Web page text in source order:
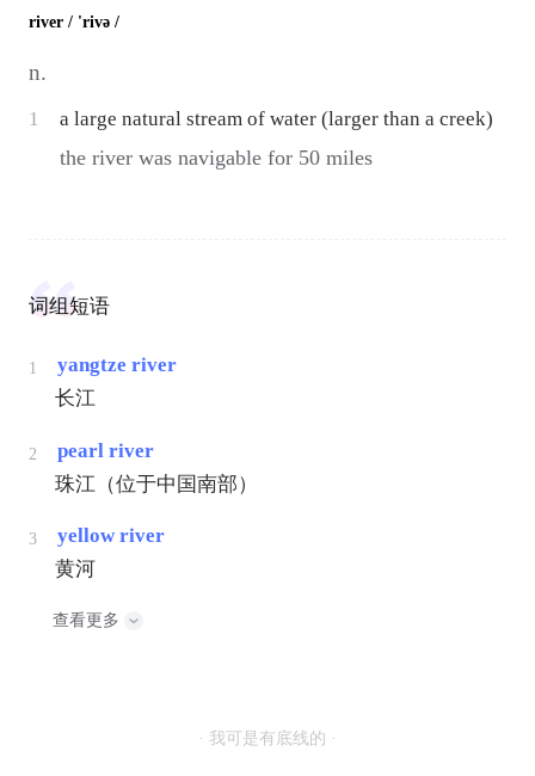
river / 'rivə /
n.
1 a large natural stream of water (larger than a creek)
the river was navigable for 50 miles
词组短语
1
yangtze river
长江
2
pearl river
珠江（位于中国南部）
3
yellow river
黄河
查看更多
· 我可是有底线的 ·